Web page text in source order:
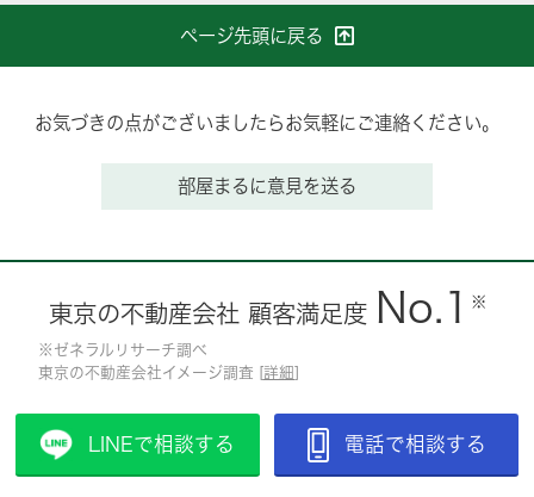
ページ先頭に戻る
お気づきの点がございましたらお気軽にご連絡ください。
部屋まるに意見を送る
東京の不動産会社 顧客満足度 No.1 ※
※ゼネラルリサーチ調べ
東京の不動産会社イメージ調査 [詳細]
LINEで相談する 電話で相談する